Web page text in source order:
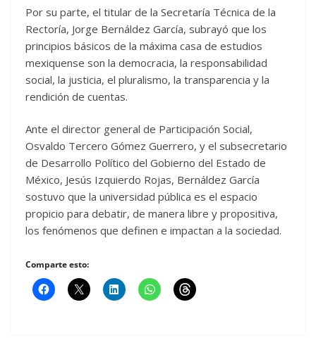
Por su parte, el titular de la Secretaría Técnica de la
Rectoría, Jorge Bernáldez García, subrayó que los
principios básicos de la máxima casa de estudios
mexiquense son la democracia, la responsabilidad
social, la justicia, el pluralismo, la transparencia y la
rendición de cuentas.
Ante el director general de Participación Social,
Osvaldo Tercero Gómez Guerrero, y el subsecretario
de Desarrollo Político del Gobierno del Estado de
México, Jesús Izquierdo Rojas, Bernáldez García
sostuvo que la universidad pública es el espacio
propicio para debatir, de manera libre y propositiva,
los fenómenos que definen e impactan a la sociedad.
Comparte esto: